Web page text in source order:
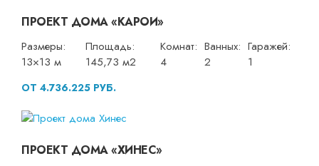
ПРОЕКТ ДОМА «КАРОИ»
Размеры:
13×13 м
Площадь:
145,73 м2
Комнат:
4
Ванных:
2
Гаражей:
1
ОТ 4.736.225 РУБ.
ПРОЕКТ ДОМА «ХИНЕС»